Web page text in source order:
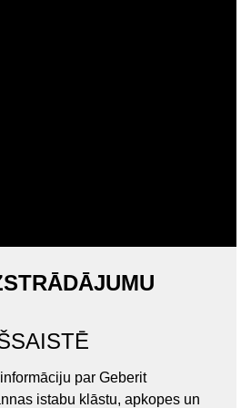
par Geberit
istabu klāstu, apkopes un